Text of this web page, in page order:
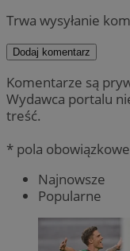
Trwa wysyłanie
Dodaj komentarz
Komentarze są
Wydawca portalu
treść.
* pola obowiązkowe
Najnowsze
Popularne